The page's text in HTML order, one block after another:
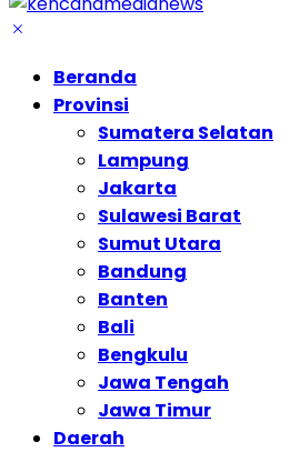
Beranda
Provinsi
Sumatera Selatan
Lampung
Jakarta
Sulawesi Barat
Sumut Utara
Bandung
Banten
Bali
Bengkulu
Jawa Tengah
Jawa Timur
Daerah